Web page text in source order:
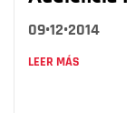
09•12•2014
LEER MÁS